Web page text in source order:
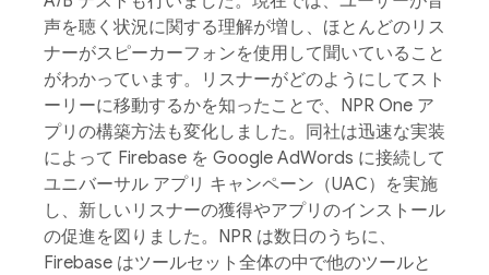
声を聴く状況に関する理解が増し、ほとんどのリス
ナーがスピーカーフォンを使用して聞いていること
がわかっています。リスナーがどのようにしてスト
ーリーに移動するかを知ったことで、NPR One ア
プリの構築方法も変化しました。同社は迅速な実装
によって Firebase を Google AdWords に接続して
ユニバーサル アプリ キャンペーン（UAC）を実施
し、新しいリスナーの獲得やアプリのインストール
の促進を図りました。NPR は数日のうちに、
Firebase はツールセット全体の中で他のツールと